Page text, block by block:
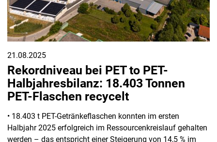
21.08.2025
Rekordniveau bei PET to PET-
Halbjahresbilanz: 18.403 Tonnen
PET-Flaschen recycelt
• 18.403 t PET-Getränkeflaschen konnten im ersten
Halbjahr 2025 erfolgreich im Ressourcenkreislauf gehalten
werden – das entspricht einer Steigerung von 14,5 % im